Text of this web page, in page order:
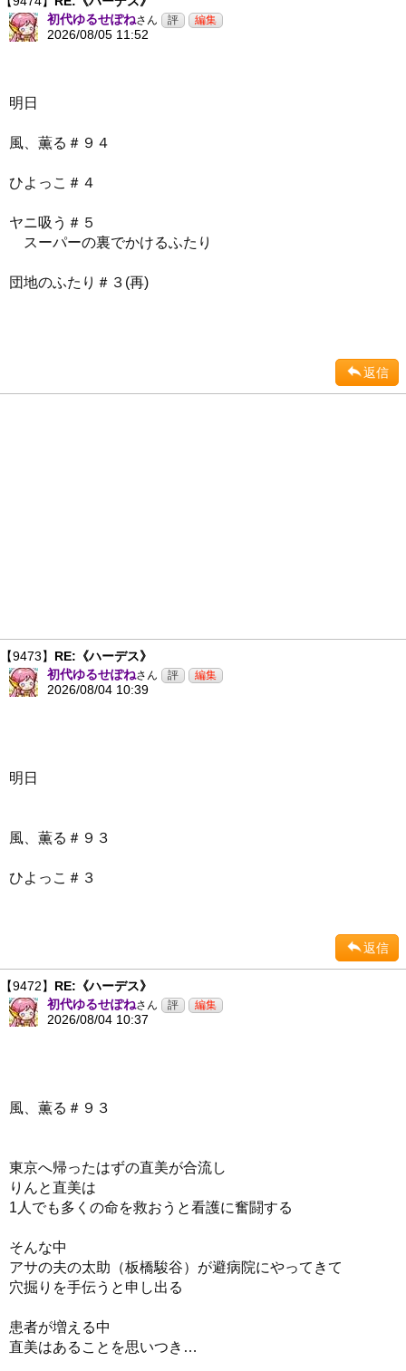
初代ゆるせぽねさん
2026/08/05 11:52
明日
風、薫る＃９４
ひよっこ＃４
ヤニ吸う＃５
スーパーの裏でかけるふたり
団地のふたり＃３(再)
返信
【9473】 RE:《ハーデス》
初代ゆるせぽねさん
2026/08/04 10:39
明日
風、薫る＃９３
ひよっこ＃３
返信
【9472】 RE:《ハーデス》
初代ゆるせぽねさん
2026/08/04 10:37
風、薫る＃９３
東京へ帰ったはずの直美が合流し
りんと直美は
1人でも多くの命を救おうと看護に奮闘する
そんな中
アサの夫の太助（板橋駿谷）が避病院にやってきて
穴掘りを手伝うと申し出る
患者が増える中
直美はあることを思いつき…